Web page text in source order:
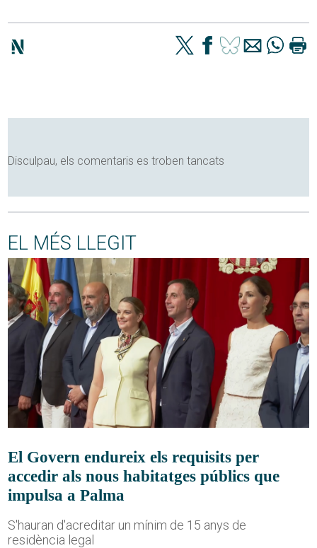
Disculpau, els comentaris es troben tancats
EL MÉS LLEGIT
El Govern endureix els requisits per
accedir als nous habitatges públics que
impulsa a Palma
S'hauran d'acreditar un mínim de 15 anys de
residència legal